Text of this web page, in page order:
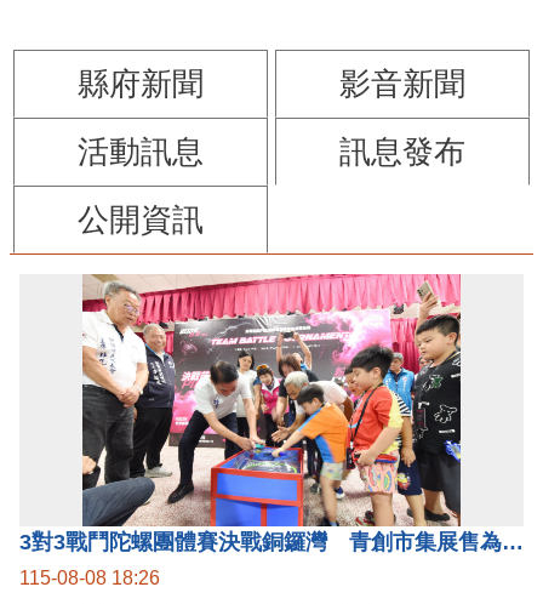
縣府新聞
影音新聞
活動訊息
訊息發布
公開資訊
3對3戰鬥陀螺團體賽決戰銅鑼灣 青創市集展售為父親節增添繽紛
115-08-08 18:26